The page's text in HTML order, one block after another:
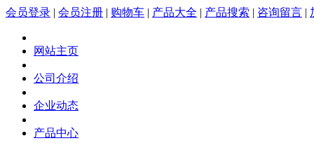
会员登录 | 会员注册 | 购物车 | 产品大全 | 产品搜索 | 咨询留言 |
网站主页
公司介绍
企业动态
产品中心